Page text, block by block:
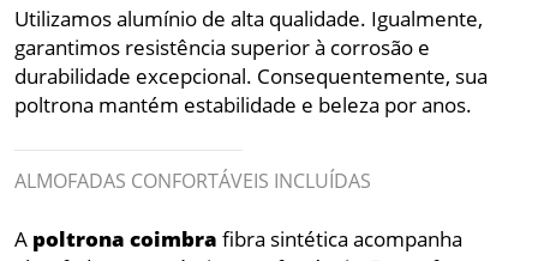
Utilizamos alumínio de alta qualidade. Igualmente,
garantimos resistência superior à corrosão e
durabilidade excepcional. Consequentemente, sua
poltrona mantém estabilidade e beleza por anos.
ALMOFADAS CONFORTÁVEIS INCLUÍDAS
A poltrona coimbra fibra sintética acompanha